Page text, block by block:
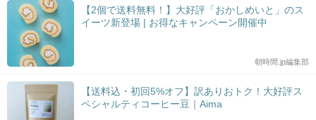
【2個で送料無料！】大好評「おかしめいと」のス
イーツ新登場 | お得なキャンペーン開催中
朝時間.jp編集部
【送料込・初回5%オフ】訳ありおトク！大好評ス
ペシャルティコーヒー豆｜Aima